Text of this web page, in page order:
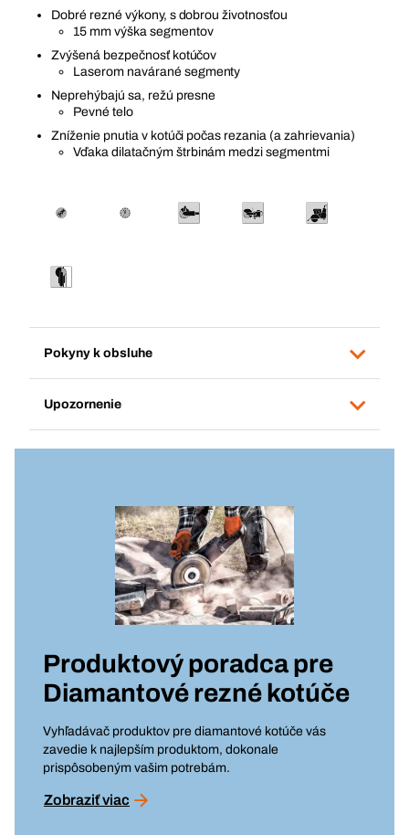
Dobré rezné výkony, s dobrou životnosťou
15 mm výška segmentov
Zvýšená bezpečnosť kotúčov
Laserom navárané segmenty
Neprehýbajú sa, režú presne
Pevné telo
Zníženie pnutia v kotúči počas rezania (a zahrievania)
Vďaka dilatačným štrbinám medzi segmentmi
Pokyny k obsluhe
Upozornenie
Produktový poradca pre
Diamantové rezné kotúče
Vyhľadávač produktov pre diamantové kotúče vás
zavedie k najlepším produktom, dokonale
prispôsobeným vašim potrebám.
Zobraziť viac